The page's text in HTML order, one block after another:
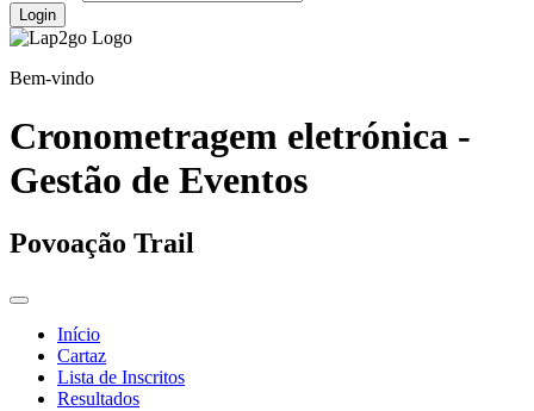
Login
Bem-vindo
Cronometragem eletrónica -
Gestão de Eventos
Povoação Trail
Início
Cartaz
Lista de Inscritos
Resultados